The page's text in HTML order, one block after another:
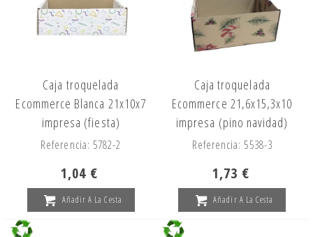
Caja troquelada
Ecommerce Blanca 21x10x7
impresa (fiesta)
Referencia: 5782-2
1,04 €
Añadir A La Cesta
Caja troquelada
Ecommerce 21,6x15,3x10
impresa (pino navidad)
Referencia: 5538-3
1,73 €
Añadir A La Cesta